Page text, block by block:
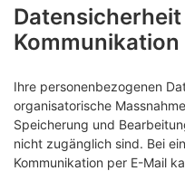
Kommunikation
Ihre personenbezogenen
organisatorische
Speicherung und
nicht zugänglich sind. Bei
Kommunikation per E-Mail